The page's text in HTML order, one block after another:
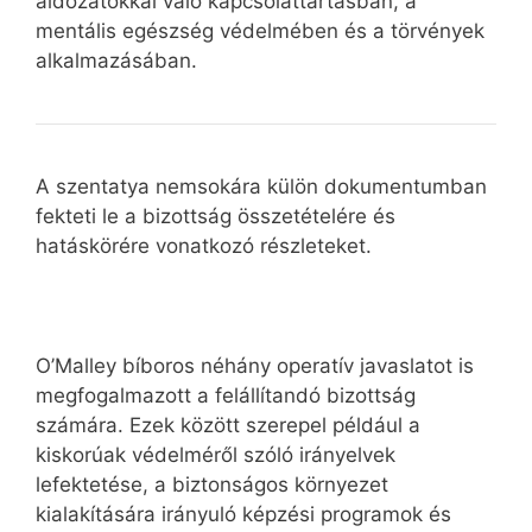
mentális egészség védelmében és a törvények
alkalmazásában.
A szentatya nemsokára külön dokumentumban
fekteti le a bizottság összetételére és
hatáskörére vonatkozó részleteket.
O’Malley bíboros néhány operatív javaslatot is
megfogalmazott a felállítandó bizottság
számára. Ezek között szerepel például a
kiskorúak védelméről szóló irányelvek
lefektetése, a biztonságos környezet
kialakítására irányuló képzési programok és